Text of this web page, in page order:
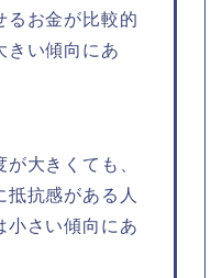
るお金が比較的
きい傾向にあ
大きくても、
抵抗感がある人
小さい傾向にあ